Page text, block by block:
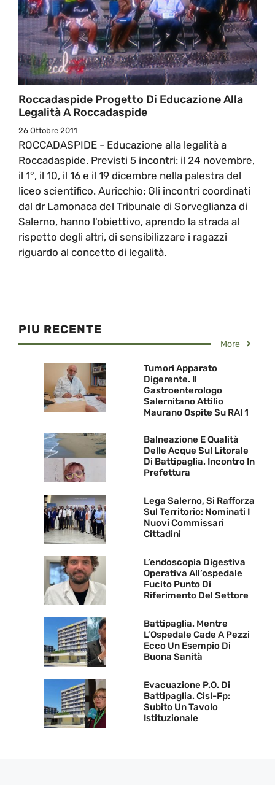
Roccadaspide Progetto Di Educazione Alla
Legalità A Roccadaspide
26 Ottobre 2011
ROCCADASPIDE - Educazione alla legalità a
Roccadaspide. Previsti 5 incontri: il 24 novembre,
il 1°, il 10, il 16 e il 19 dicembre nella palestra del
liceo scientifico. Auricchio: Gli incontri coordinati
dal dr Lamonaca del Tribunale di Sorveglianza di
Salerno, hanno l'obiettivo, aprendo la strada al
rispetto degli altri, di sensibilizzare i ragazzi
riguardo al concetto di legalità.
PIU RECENTE
More
Tumori Apparato
Digerente. Il
Gastroenterologo
Salernitano Attilio
Maurano Ospite Su RAI 1
Balneazione E Qualità
Delle Acque Sul Litorale
Di Battipaglia. Incontro In
Prefettura
Lega Salerno, Si Rafforza
Sul Territorio: Nominati I
Nuovi Commissari
Cittadini
L’endoscopia Digestiva
Operativa All’ospedale
Fucito Punto Di
Riferimento Del Settore
Battipaglia. Mentre
L’Ospedale Cade A Pezzi
Ecco Un Esempio Di
Buona Sanità
Evacuazione P.O. Di
Battipaglia. Cisl-Fp:
Subito Un Tavolo
Istituzionale